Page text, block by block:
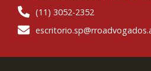
(11) 3052-2352